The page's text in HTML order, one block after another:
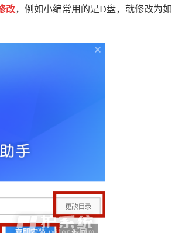
改，例如小编常用的是D盘，就修改为如